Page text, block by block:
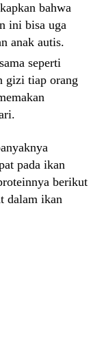
bahwa
ini bisa uga
anak autis.
seperti
gizi tiap orang
pada ikan
berikut
dalam ikan